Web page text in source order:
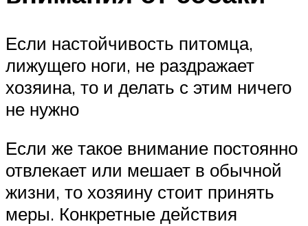
Если настойчивость питомца,
лижущего ноги, не раздражает
хозяина, то и делать с этим ничего
не нужно
Если же такое внимание постоянно
отвлекает или мешает в обычной
жизни, то хозяину стоит принять
меры. Конкретные действия